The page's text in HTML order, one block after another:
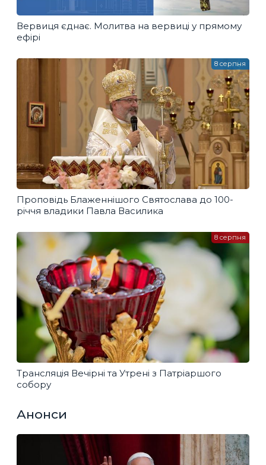
Вервиця єднає. Молитва на вервиці у прямому
ефірі
Проповідь Блаженнішого Святослава до 100-
річчя владики Павла Василика
8 серпня
Трансляція Вечірні та Утрені з Патріаршого
собору
8 серпня
Анонси